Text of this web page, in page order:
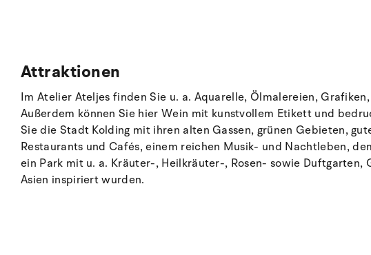
Attraktionen
Im Atelier Ateljes finden Sie u. a. Aquarelle, Ölmalereien,
Außerdem können Sie hier Wein mit kunstvollem Etikett und
Sie die Stadt Kolding mit ihren alten Gassen, grünen Gebieten,
Restaurants und Cafés, einem reichen Musik- und Nachtleben,
ein Park mit u. a. Kräuter-, Heilkräuter-, Rosen- sowie
Asien inspiriert wurden.